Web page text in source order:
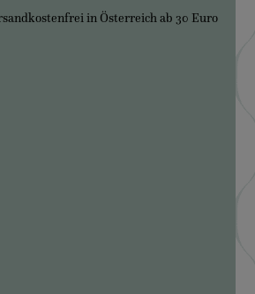
in Österreich ab 30 Euro